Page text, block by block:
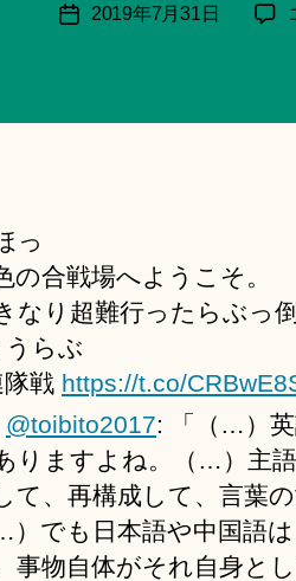
投
2019年7月31日
っ
の合戦場へようこそ。
なり超難行ったらぶっ
うらぶ
戦 https://t.co/
@toibito2017: 「（…）
りますよね。（…）主
て、再構成して、言葉
）でも日本語や中国語
事物自体がそれ自身と